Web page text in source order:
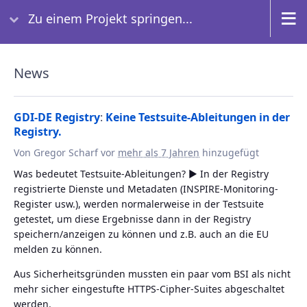
Zu einem Projekt springen...
News
GDI-DE Registry: Keine Testsuite-Ableitungen in der
Registry.
Von Gregor Scharf vor mehr als 7 Jahren hinzugefügt
Was bedeutet Testsuite-Ableitungen? ► In der Registry
registrierte Dienste und Metadaten (INSPIRE-Monitoring-
Register usw.), werden normalerweise in der Testsuite
getestet, um diese Ergebnisse dann in der Registry
speichern/anzeigen zu können und z.B. auch an die EU
melden zu können.
Aus Sicherheitsgründen mussten ein paar vom BSI als nicht
mehr sicher eingestufte HTTPS-Cipher-Suites abgeschaltet
werden.